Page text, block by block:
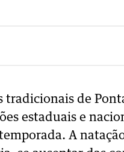
tradicionais de
estaduais e
A